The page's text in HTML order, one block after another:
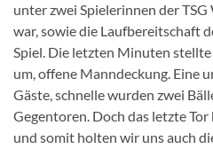
unter zwei Spielerinnen der
war, sowie die Laufbereitschaft
Spiel. Die letzten Minuten
um, offene Manndeckung. Eine
Gäste, schnelle wurden zwei
Gegentoren. Doch das letzte
und somit holten wir uns auch